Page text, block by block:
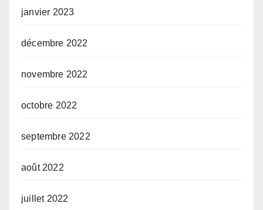
janvier 2023
décembre 2022
novembre 2022
octobre 2022
septembre 2022
août 2022
juillet 2022